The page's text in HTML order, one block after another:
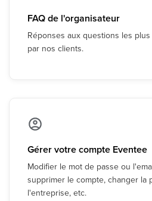
FAQ de l'organisateur
Réponses aux questions les
par nos clients.
Gérer votre compte Eventee
Modifier le mot de passe ou
supprimer le compte, changer la
l'entreprise, etc.